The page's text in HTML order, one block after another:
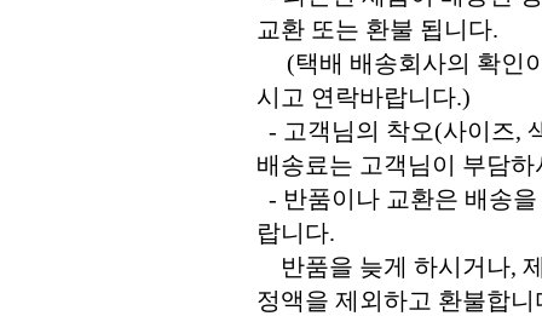
교환 또는 환불 됩니다.
(택배 배송회사의 확인
시고 연락바랍니다.)
- 고객님의 착오(사이즈,
배송료는 고객님이 부담
- 반품이나 교환은 배송
랍니다.
반품을 늦게 하시거나,
정액을 제외하고 환불합니